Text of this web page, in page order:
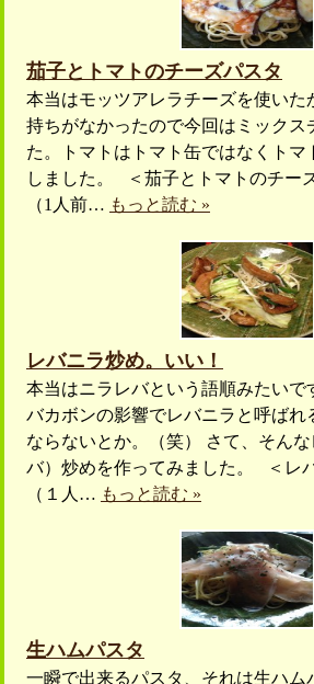
茄子とトマトのチーズパスタ
本当はモッツアレラチーズを使いた
持ちがなかったので今回はミックス
た。トマトはトマト缶ではなくトマ
しました。 ＜茄子とトマトのチー
（1人前… もっと読む »
レバニラ炒め。いい！
本当はニラレバという語順みたいで
バカボンの影響でレバニラと呼ばれ
ならないとか。（笑） さて、そん
バ）炒めを作ってみました。 ＜レ
（１人… もっと読む »
生ハムパスタ
一瞬で出来るパスタ、それは生ハム